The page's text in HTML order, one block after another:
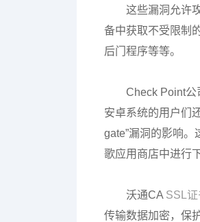
这些漏洞允许
备中获取不受限制
后门程序等等。
Check Point公
安卓系统的用户们
gate”漏洞的影响。
歌应用商店中进行
沃通CA SSL证
传输数据加密，保